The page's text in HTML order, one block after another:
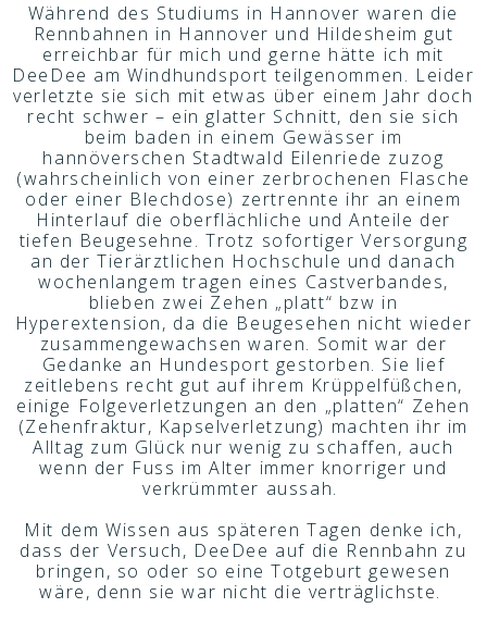
Während des Studiums in Hannover waren die
Rennbahnen in Hannover und Hildesheim gut
erreichbar für mich und gerne hätte ich mit
DeeDee am Windhundsport teilgenommen. Leider
verletzte sie sich mit etwas über einem Jahr doch
recht schwer – ein glatter Schnitt, den sie sich
beim baden in einem Gewässer im
hannöverschen Stadtwald Eilenriede zuzog
(wahrscheinlich von einer zerbrochenen Flasche
oder einer Blechdose) zertrennte ihr an einem
Hinterlauf die oberflächliche und Anteile der
tiefen Beugesehne. Trotz sofortiger Versorgung
an der Tierärztlichen Hochschule und danach
wochenlangem tragen eines Castverbandes,
blieben zwei Zehen „platt“ bzw in
Hyperextension, da die Beugesehen nicht wieder
zusammengewachsen waren. Somit war der
Gedanke an Hundesport gestorben. Sie lief
zeitlebens recht gut auf ihrem Krüppelfüßchen,
einige Folgeverletzungen an den „platten“ Zehen
(Zehenfraktur, Kapselverletzung) machten ihr im
Alltag zum Glück nur wenig zu schaffen, auch
wenn der Fuss im Alter immer knorriger und
verkrümmter aussah.
Mit dem Wissen aus späteren Tagen denke ich,
dass der Versuch, DeeDee auf die Rennbahn zu
bringen, so oder so eine Totgeburt gewesen
wäre, denn sie war nicht die verträglichste.